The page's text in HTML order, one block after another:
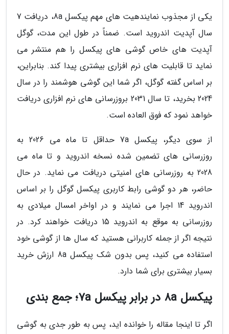
یکی از مجذوب نمایندهیت های مهم پیکسل 8a، دریافت 7
سال آپدیت اندروید است. ضمناً در طول این مدت، گوگل
آپدیت های خاص گوشی های پیکسل را هم منتشر می
نماید تا قابلیت های نرم افزاری بیشتری پیدا کند. بنابراین،
بر اساس گفته گوگل، اگر شما این گوشی هوشمند را در سال
2024 بخرید، تا سال 2031 بروزرسانی های نرم افزاری دریافت
خواهد نمود که فوق العاده است.
از سوی دیگر، پیکسل 7a حداقل تا ماه می 2026 به
روزرسانی های تضمین شده نسخه اندروید و تا ماه می
2028 به روزرسانی های امنیتی دریافت می نماید. در حال
حاضر، هر دو گوشی رابط کاربری پیکسل گوگل را بر اساس
اندروید 14 اجرا می نمایند و در اواخر امسال میلادی به
روزرسانی به موقع به اندروید 15 دریافت خواهند کرد. در
نتیجه اگر از جمله کاربرانی هستید که سال ها از گوشی خود
استفاده می کنید، پس بدون شک پیکسل 8a ارزش خرید
بسیار بیشتری برای شما دارد.
پیکسل 8a در برابر پیکسل 7a؛ جمع بندی
اگر تا اینجا مقاله را خوانده اید، پس به طور جدی به گوشی